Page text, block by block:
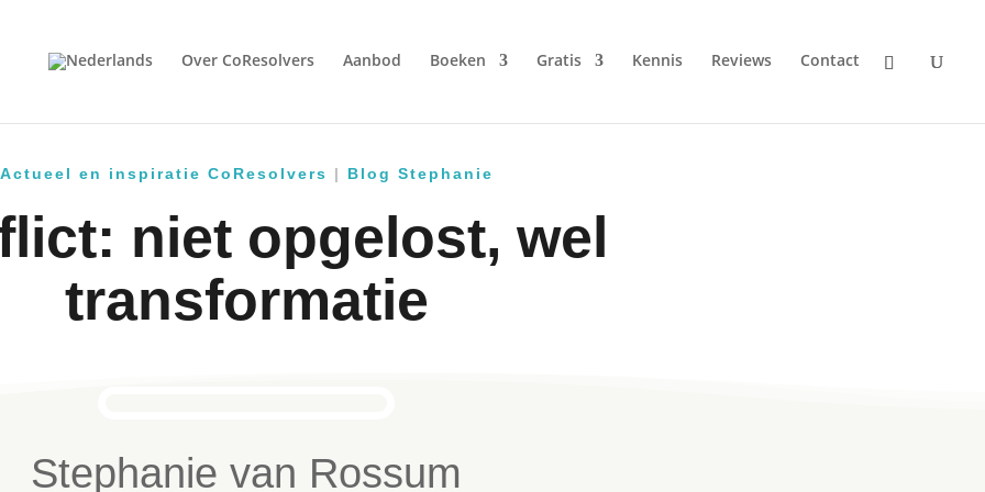
Over CoResolvers Aanbod Boeken Gratis Kennis Reviews Contact
Actueel en inspiratie CoResolvers | Blog Stephanie
niet opgelost, wel
transformatie
Stephanie van Rossum